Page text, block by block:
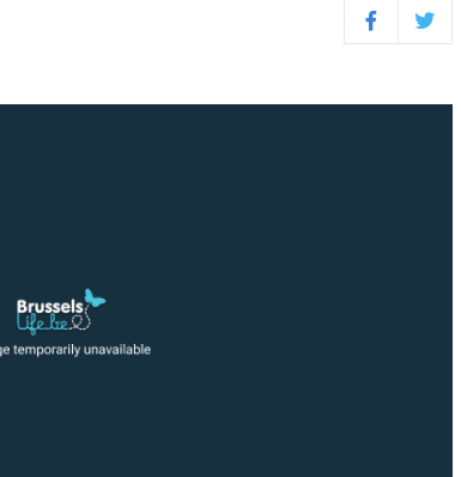
FacebookTwitter